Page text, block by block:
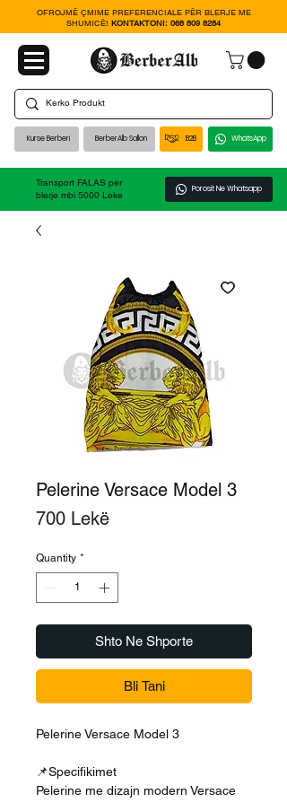
OFROJMË ÇMIME PREFERENCIALE PËR BLERJE ME
SHUMICË! KONTAKTONI: 068 809 8284
Kurse Berberi BerberAlb Sallon B2B WhatsApp
Transport FALAS per
blerje mbi 5000 Leke
Porosit Ne Whatsapp
Pelerine Versace Model 3
700 LekëPrice
Quantity *
Shto Ne Shporte
Bli Tani
Pelerine Versace Model 3
📌Specifikimet
Pelerine me dizajn modern Versace